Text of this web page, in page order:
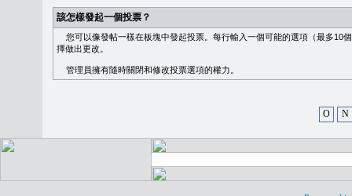
該怎樣發起一個投票？
您可以像發帖一樣在板塊中發起投票。每行輸入一個可能的選項（最多10
擇做出更改。
管理員擁有隨時關閉和修改投票選項的權力。
O N